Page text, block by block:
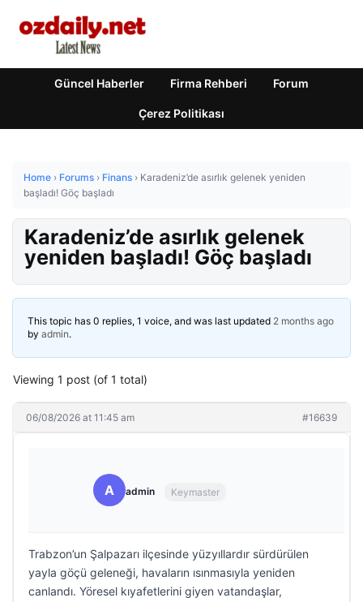
Güncel Haberler Firma Rehberi Forum
Çerez Politikası
Home › Forums › Finans › Karadeniz’de asırlık gelenek yeniden
başladı! Göç başladı
Karadeniz’de asırlık gelenek
yeniden başladı! Göç başladı
This topic has 0 replies, 1 voice, and was last updated 2 months ago
by admin.
Viewing 1 post (of 1 total)
06/08/2026 at 11:45 am #16639
A admin Keymaster
Trabzon’un Şalpazarı ilçesinde yüzyıllardır sürdürülen
yayla göçü geleneği, havaların ısınmasıyla yeniden
canlandı. Yöresel kıyafetlerini giyen vatandaşlar,